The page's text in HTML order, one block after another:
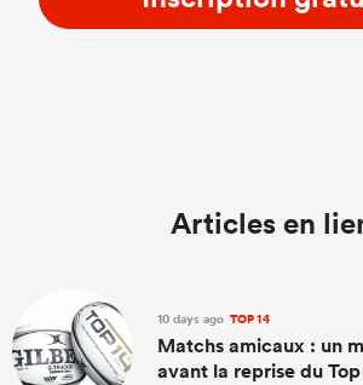
Articles en
10 days ago TOP 14
Matchs amicaux : un
avant la reprise du